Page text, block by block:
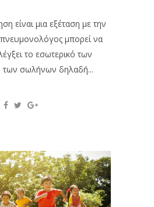
είναι μια εξέταση με την
μπορεί να
το εσωτερικό των
σωλήνων δηλαδή...